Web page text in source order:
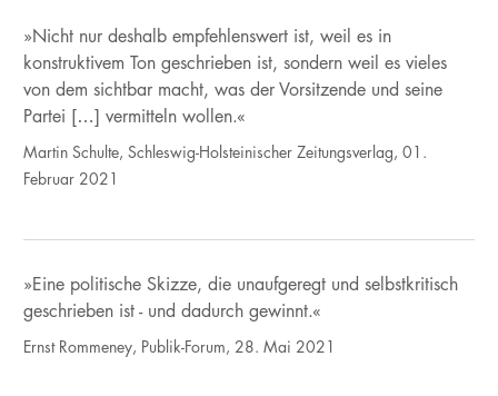
»Nicht nur deshalb empfehlenswert ist, weil es in
konstruktivem Ton geschrieben ist, sondern weil es vieles
von dem sichtbar macht, was der Vorsitzende und seine
Partei […] vermitteln wollen.«
Martin Schulte, Schleswig-Holsteinischer Zeitungsverlag, 01.
Februar 2021
»Eine politische Skizze, die unaufgeregt und selbstkritisch
geschrieben ist - und dadurch gewinnt.«
Ernst Rommeney, Publik-Forum, 28. Mai 2021